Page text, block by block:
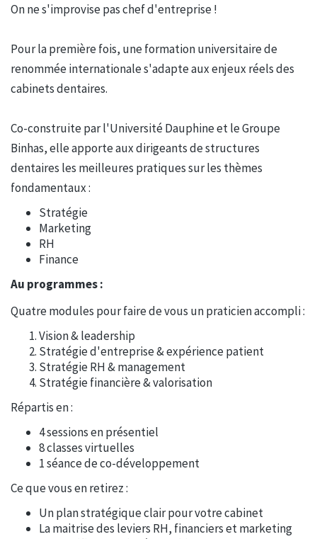
On ne s'improvise pas chef d'entreprise !
Pour la première fois, une formation universitaire de
renommée internationale s'adapte aux enjeux réels des
cabinets dentaires.
Co-construite par l'Université Dauphine et le Groupe
Binhas, elle apporte aux dirigeants de structures
dentaires les meilleures pratiques sur les thèmes
fondamentaux :
Stratégie
Marketing
RH
Finance
Au programmes :
Quatre modules pour faire de vous un praticien accompli :
Vision & leadership
Stratégie d'entreprise & expérience patient
Stratégie RH & management
Stratégie financière & valorisation
Répartis en :
4 sessions en présentiel
8 classes virtuelles
1 séance de co-développement
Ce que vous en retirez :
Un plan stratégique clair pour votre cabinet
La maitrise des leviers RH, financiers et marketing